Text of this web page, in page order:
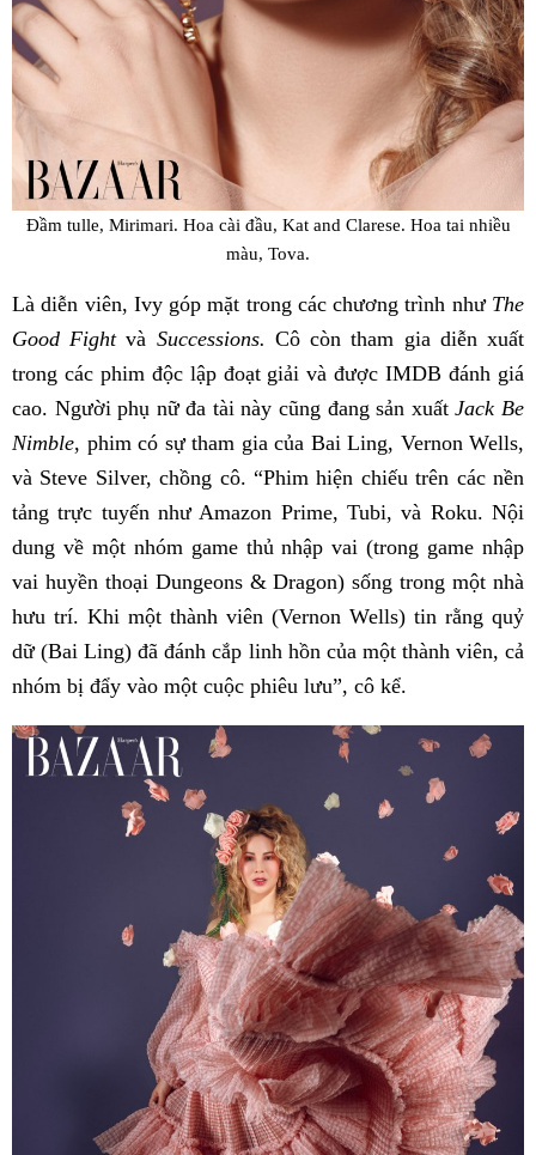
Đầm tulle, Mirimari. Hoa cài đầu, Kat and Clarese. Hoa tai nhiều
màu, Tova.
Là diễn viên, Ivy góp mặt trong các chương trình như The
Good Fightvà Successions. Cô còn tham gia diễn xuất
trong các phim độc lập đoạt giải và được IMDB đánh giá
cao. Người phụ nữ đa tài này cũng đang sản xuấtJack Be
Nimble, phim có sự tham gia của Bai Ling, Vernon Wells,
và Steve Silver, chồng cô. “Phim hiện chiếu trên các nền
tảng trực tuyến như Amazon Prime, Tubi, và Roku. Nội
dung về một nhóm game thủ nhập vai (trong game nhập
vai huyền thoại Dungeons & Dragon) sống trong một nhà
hưu trí. Khi một thành viên (Vernon Wells) tin rằng quỷ
dữ (Bai Ling) đã đánh cắp linh hồn của một thành viên, cả
nhóm bị đẩy vào một cuộc phiêu lưu”, cô kể.